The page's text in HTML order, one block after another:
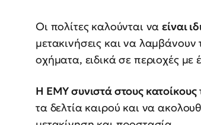
Οι πολίτες καλούνται ναείναι
μετακινήσεις και να
οχήματα, ειδικά σε περιοχές με
Η ΕΜΥ συνιστά στους κατοίκους
τα δελτία καιρού και να